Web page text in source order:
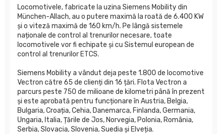
Locomotivele, fabricate la uzina Siemens Mobility din
München-Allach, au o putere maximă la roată de 6.400 KW
și o viteză maximă de 160 km/h. Pe lângă sistemele
naționale de control al trenurilor necesare, toate
locomotivele vor fi echipate și cu Sistemul european de
control al trenurilor ETCS.
Siemens Mobility a vândut deja peste 1.800 de locomotive
Vectron către 65 de clienți din 16 țări. Flota Vectron a
parcurs peste 750 de milioane de kilometri până în prezent
și este aprobată pentru funcționare în Austria, Belgia,
Bulgaria, Croația, Cehia, Danemarca, Finlanda, Germania,
Ungaria, Italia, Țările de Jos, Norvegia, Polonia, România,
Serbia, Slovacia, Slovenia, Suedia și Elveția.